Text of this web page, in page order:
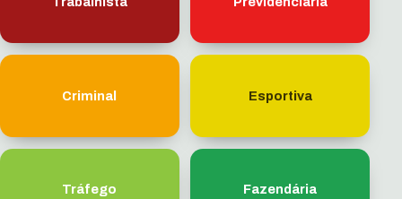
Criminal Esportiva
Tráfego Fazendária